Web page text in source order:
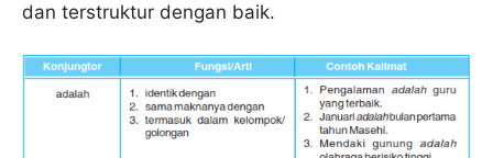
dan terstruktur dengan baik.